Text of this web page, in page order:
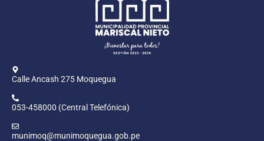
Calle Ancash 275 Moquegua
053-458000 (Central Telefónica)
munimoq@munimoquegua.gob.pe